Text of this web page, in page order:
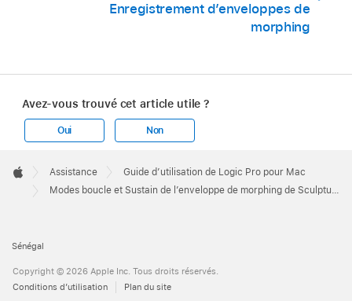
Enregistrement d’enveloppes de
morphing
Avez-vous trouvé cet article utile ?
Oui Non
Footer

Apple
Assistance
Guide d’utilisation de Logic Pro pour Mac
Modes boucle et Sustain de l’enveloppe de morphing de Sculpture dans Logic Pro pour Mac
Sénégal
Copyright © 2026 Apple Inc. Tous droits réservés.
Conditions d’utilisation
Plan du site